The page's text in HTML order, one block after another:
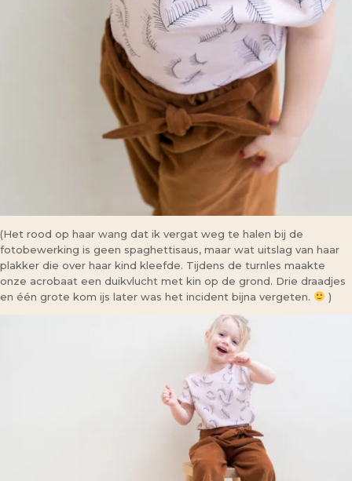
(Het rood op haar wang dat ik vergat weg te halen bij de
fotobewerking is geen spaghettisaus, maar wat uitslag van haar
plakker die over haar kind kleefde. Tijdens de turnles maakte
onze acrobaat een duikvlucht met kin op de grond. Drie draadjes
en één grote kom ijs later was het incident bijna vergeten.
)